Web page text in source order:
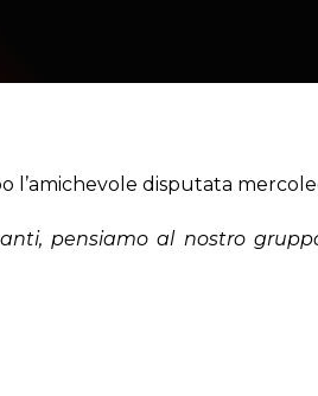
l’amichevole disputata
pensiamo al nostro